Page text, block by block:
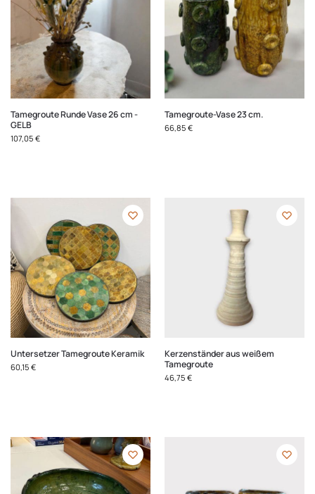
Tamegroute Runde Vase 26 cm -
GELB
107,05 €
Tamegroute-Vase 23 cm.
66,85 €
Untersetzer Tamegroute Keramik
60,15 €
Kerzenständer aus weißem
Tamegroute
46,75 €